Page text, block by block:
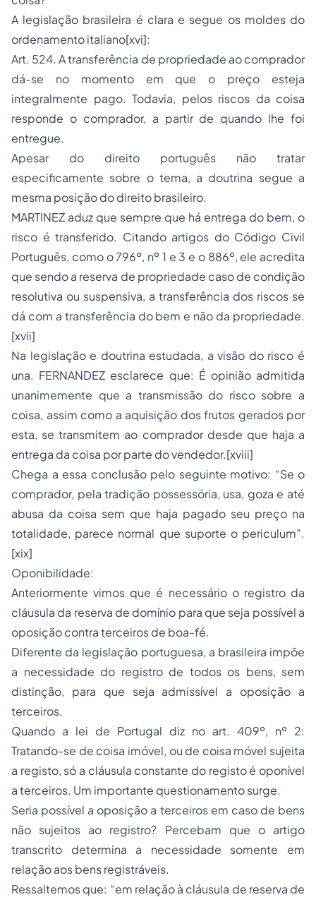
A legislação brasileira é clara e segue os moldes do
ordenamento italiano[xvi]:
Art. 524. A transferência de propriedade ao comprador
dá-se no momento em que o preço esteja
integralmente pago. Todavia, pelos riscos da coisa
responde o comprador, a partir de quando lhe foi
entregue.
Apesar do direito português não tratar
especificamente sobre o tema, a doutrina segue a
mesma posição do direito brasileiro.
MARTINEZ aduz que sempre que há entrega do bem, o
risco é transferido. Citando artigos do Código Civil
Português, como o 796º, nº 1 e 3 e o 886º, ele acredita
que sendo a reserva de propriedade caso de condição
resolutiva ou suspensiva, a transferência dos riscos se
dá com a transferência do bem e não da propriedade.
[xvii]
Na legislação e doutrina estudada, a visão do risco é
una. FERNANDEZ esclarece que: É opinião admitida
unanimemente que a transmissão do risco sobre a
coisa, assim como a aquisição dos frutos gerados por
esta, se transmitem ao comprador desde que haja a
entrega da coisa por parte do vendedor.[xviii]
Chega a essa conclusão pelo seguinte motivo: “Se o
comprador, pela tradição possessória, usa, goza e até
abusa da coisa sem que haja pagado seu preço na
totalidade, parece normal que suporte o periculum”.
[xix]
Oponibilidade:
Anteriormente vimos que é necessário o registro da
cláusula da reserva de domínio para que seja possível a
oposição contra terceiros de boa-fé.
Diferente da legislação portuguesa, a brasileira impõe
a necessidade do registro de todos os bens, sem
distinção, para que seja admissível a oposição a
terceiros.
Quando a lei de Portugal diz no art. 409º, nº 2:
Tratando-se de coisa imóvel, ou de coisa móvel sujeita
a registo, só a cláusula constante do registo é oponível
a terceiros. Um importante questionamento surge.
Seria possível a oposição a terceiros em caso de bens
não sujeitos ao registro? Percebam que o artigo
transcrito determina a necessidade somente em
relação aos bens registráveis.
Ressaltemos que: “em relação à cláusula de reserva de